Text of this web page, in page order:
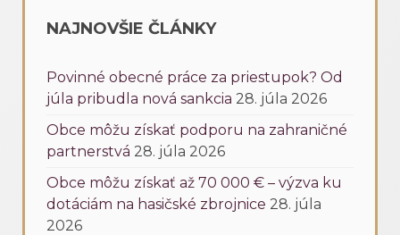
NAJNOVŠIE ČLÁNKY
Povinné obecné práce za priestupok? Od
júla pribudla nová sankcia 28. júla 2026
Obce môžu získať podporu na zahraničné
partnerstvá 28. júla 2026
Obce môžu získať až 70 000 € – výzva ku
dotáciám na hasičské zbrojnice 28. júla
2026